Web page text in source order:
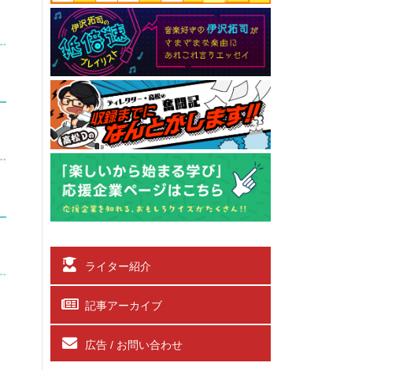
ライター紹介
記事アーカイブ
広告 / お問い合わせ